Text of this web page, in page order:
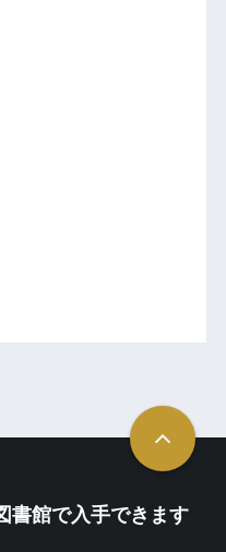
書館で入手できます